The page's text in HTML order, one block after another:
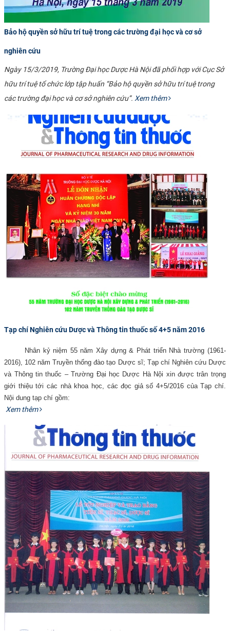
Bảo hộ quyền sở hữu trí tuệ trong các trường đại học và cơ sở
nghiên cứu
Ngày 15/3/2019, Trường Đại học Dược Hà Nội đã phối hợp với Cục Sở
hữu trí tuệ tổ chức lớp tập huấn “Bảo hộ quyền sở hữu trí tuệ trong
các trường đại học và cơ sở nghiên cứu”. Xem thêm
Tạp chí Nghiên cứu Dược và Thông tin thuốc số 4+5 năm 2016
Nhân kỷ niệm 55 năm Xây dựng & Phát triển Nhà trường (1961-
2016), 102 năm Truyền thống đào tạo Dược sĩ; Tạp chí Nghiên cứu Dược
và Thông tin thuốc – Trường Đại học Dược Hà Nội xin được trân trọng
giới thiệu tới các nhà khoa học, các đọc giả số 4+5/2016 của Tạp chí.
Nội dung tạp chí gồm:
Xem thêm